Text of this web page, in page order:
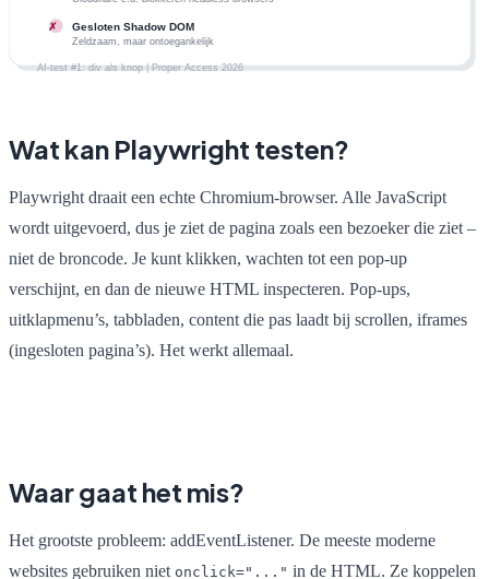
Wat kan Playwright testen?
Playwright draait een echte Chromium-browser. Alle JavaScript
wordt uitgevoerd, dus je ziet de pagina zoals een bezoeker die ziet –
niet de broncode. Je kunt klikken, wachten tot een pop-up
verschijnt, en dan de nieuwe HTML inspecteren. Pop-ups,
uitklapmenu’s, tabbladen, content die pas laadt bij scrollen, iframes
(ingesloten pagina’s). Het werkt allemaal.
Waar gaat het mis?
Het grootste probleem: addEventListener. De meeste moderne
websites gebruiken niet onclick="..." in de HTML. Ze koppelen